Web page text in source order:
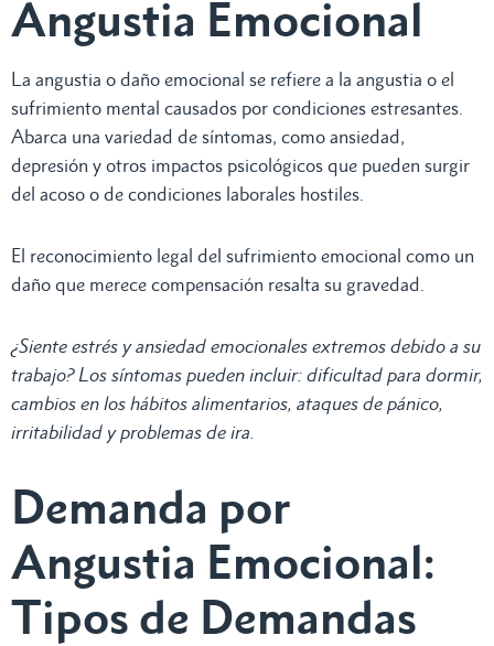
Angustia Emocional
La angustia o daño emocional se refiere a la angustia o el
sufrimiento mental causados ​​por condiciones estresantes.
Abarca una variedad de síntomas, como ansiedad,
depresión y otros impactos psicológicos que pueden surgir
del acoso o de condiciones laborales hostiles.
El reconocimiento legal del sufrimiento emocional como un
daño que merece compensación resalta su gravedad.
¿Siente estrés y ansiedad emocionales extremos debido a su
trabajo? Los síntomas pueden incluir: dificultad para dormir,
cambios en los hábitos alimentarios, ataques de pánico,
irritabilidad y problemas de ira.
Demanda por
Angustia Emocional:
Tipos de Demandas